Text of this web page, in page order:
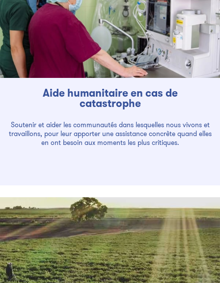
Aide humanitaire en cas de
catastrophe
Soutenir et aider les communautés dans lesquelles nous vivons et
travaillons, pour leur apporter une assistance concrète quand elles
en ont besoin aux moments les plus critiques.